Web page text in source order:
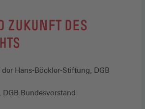
ZUKUNFT DES
der Hans-Böckler-Stiftung, DGB
DGB Bundesvorstand